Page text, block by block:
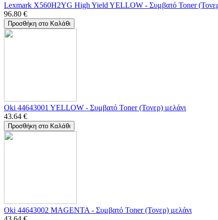
Lexmark X560H2YG High Yield YELLOW - Συμβατό Toner
96.80 €
Προσθήκη στο Καλάθι
Oki 44643001 YELLOW - Συμβατό Toner (Τονερ) μελάνι
43.64 €
Προσθήκη στο Καλάθι
Oki 44643002 MAGENTA - Συμβατό Toner (Τονερ) μελάνι